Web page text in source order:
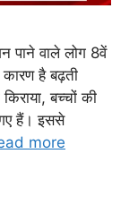
पाने वाले लोग 8वें
है बढ़ती
बच्चों की
हैं। इससे
more